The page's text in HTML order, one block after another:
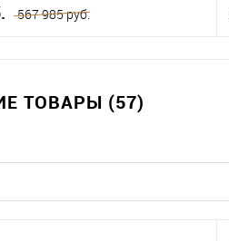
567 985 руб.
В корзину
ТОВАРЫ (57)